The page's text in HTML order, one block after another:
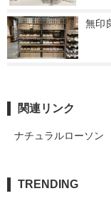
無印
関連リンク
ナチュラルローソン
TRENDING